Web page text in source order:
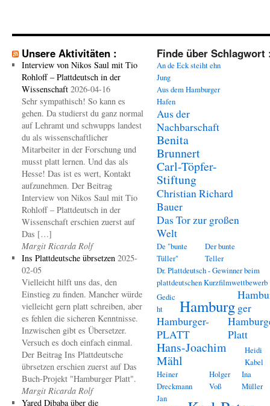
Unsere Aktivitäten :
Interview von Nikos Saul mit Tio
Rohloff – Plattdeutsch in der
Wissenschaft 2026-04-16
Sehr sympathisch! So kann es
gehen. Da studierst du ganz normal
auf Lehramt und schwupps landest
du als wissenschaftlicher
Mitarbeiter in der Forschung und
musst platt lernen. Und das als
Hesse! Das ist es wert, Kontakt
aufzunehmen. Der Beitrag
Interview von Nikos Saul mit Tio
Rohloff – Plattdeutsch in der
Wissenschaft erschien zuerst auf
Das […]
Margit Ricarda Rolf
Ins Plattdeutsche übrsetzen 2025-
02-05
Vielleicht hilft uns das, den
Einstieg zu finden. Mancher würde
vielleicht gern platt schreiben, aber
es fehlen die sicheren Kenntnisse.
Inzwischen gibt es Übersetzer.
Versuch es doch einfach einmal.
Der Beitrag Ins Plattdeutsche
übrsetzen erschien zuerst auf Das
Buch-Projekt "Hamburger Platt".
Margit Ricarda Rolf
Yared Dibaba über die
Finde über Schlagwort
An de Eck steiht ehn
Jung
Aus dem Hamburger
Hafen
Aus der
Nachbarschaft
Benita
Brunnert
Carl-Töpfer-
Stiftung
Christian Richard
Bauer
Das Tor zur großen
Welt
De "bunte
Tüller"
Der bunte
Teller
Dr. Plattdeutsch - Gewinner beim
plattdeutschen Kurzfilmwettbewerb
Gedic
ht
Hamburg ger
Hamburger-
PLATT
Platt
Hans-Joachim
Mähl
Heidi
Kabel
Heiner
Dreckmann
Holger
Voß
Ina
Müller
Jan